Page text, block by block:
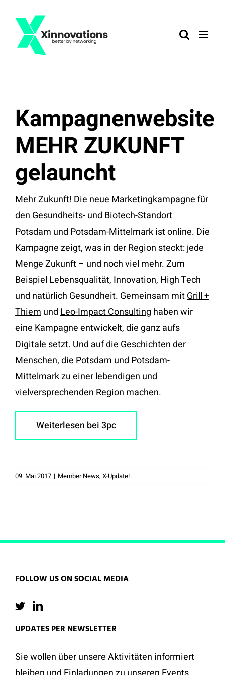
Inhalt
springen
Kampagnenwebsite
MEHR ZUKUNFT
gelauncht
Mehr Zukunft! Die neue Marketingkampagne für
den Gesundheits- und Biotech-Standort
Potsdam und Potsdam-Mittelmark ist online. Die
Kampagne zeigt, was in der Region steckt: jede
Menge Zukunft – und noch viel mehr. Zum
Beispiel Lebensqualität, Innovation, High Tech
und natürlich Gesundheit. Gemeinsam mitGrill +
ThiemundLeo-Impact Consulting haben wir
eine Kampagne entwickelt, die ganz aufs
Digitale setzt. Und auf die Geschichten der
Menschen, die Potsdam und Potsdam-
Mittelmark zu einer lebendigen und
vielversprechenden Region machen.
Weiterlesen bei 3pc
09. Mai 2017 | Member News, X-Update!
FOLLOW US ON SOCIAL MEDIA
UPDATES PER NEWSLETTER
Sie wollen über unsere Aktivitäten informiert